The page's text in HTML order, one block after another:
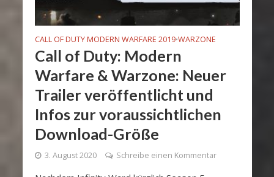
CALL OF DUTY MODERN WARFARE 2019•WARZONE
Call of Duty: Modern
Warfare & Warzone: Neuer
Trailer veröffentlicht und
Infos zur voraussichtlichen
Download-Größe
3. August 2020 Schreibe einen Kommentar